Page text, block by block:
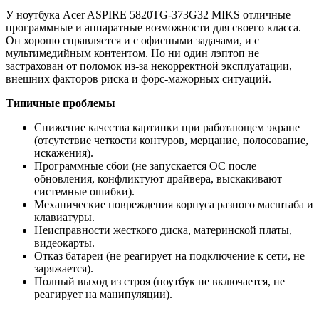
У ноутбука Acer ASPIRE 5820TG-373G32 MIKS отличные
программные и аппаратные возможности для своего класса.
Он хорошо справляется и с офисными задачами, и с
мультимедийным контентом. Но ни один лэптоп не
застрахован от поломок из-за некорректной эксплуатации,
внешних факторов риска и форс-мажорных ситуаций.
Типичные проблемы
Снижение качества картинки при работающем экране
(отсутствие четкости контуров, мерцание, полосование,
искажения).
Программные сбои (не запускается ОС после
обновления, конфликтуют драйвера, выскакивают
системные ошибки).
Механические повреждения корпуса разного масштаба и
клавиатуры.
Неисправности жесткого диска, материнской платы,
видеокарты.
Отказ батареи (не реагирует на подключение к сети, не
заряжается).
Полный выход из строя (ноутбук не включается, не
реагирует на манипуляции).